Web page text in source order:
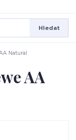
Hledat
Natural
AA